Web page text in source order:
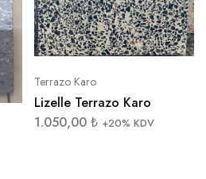
Terrazo Karo
Lizelle Terrazo Karo
1.050,00 ₺ +20% KDV